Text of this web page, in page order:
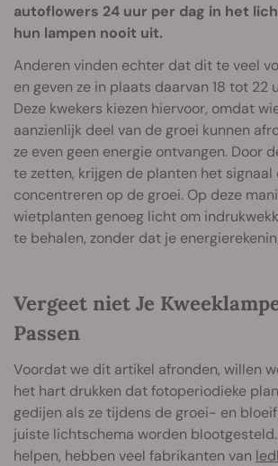
autoflowers 24 uur per dag in het
hun lampen nooit uit.
Anderen vinden echter dat dit te veel
en geven ze in plaats daarvan 18 tot 22
Deze kwekers kiezen hiervoor, omdat
aanzienlijk deel van de groei kunnen
ze even geen energie ontvangen. Door
te zetten, krijgen de planten het signaal
concentreren op de groei. Op deze
wietplanten genoeg licht om
te behalen, zonder dat je
Vergeet niet Je
Passen
Voordat we dit artikel afronden, willen
het hart drukken dat fotoperiodieke
gedijen als ze tijdens de groei- en
juiste lichtschema worden
helpen, hebben veel fabrikanten van